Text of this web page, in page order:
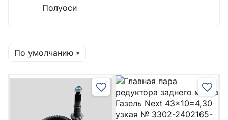
Полуоси
По умолчанию